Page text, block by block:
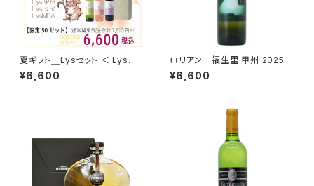
夏ギフト＿Lysセット ＜ Lys甲
州 × Lysロゼ × LysベーリーA
＞
¥6,600
ロリアン 福生里 甲州 2025
¥6,600